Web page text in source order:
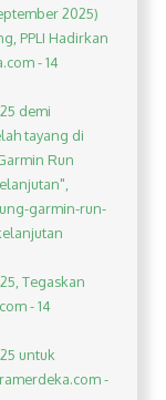
2025)
PPLI Hadirkan
- 14
demi
tayang di
Run
garmin-run-
Tegaskan
- 14
untuk
-